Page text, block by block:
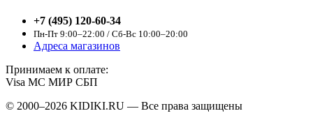
+7 (495) 120-60-34
Пн-Пт 9:00–22:00 / Сб-Вс 10:00–20:00
Адреса магазинов
Принимаем к оплате:
Visa MC МИР СБП
© 2000–2026 KIDIKI.RU — Все права защищены